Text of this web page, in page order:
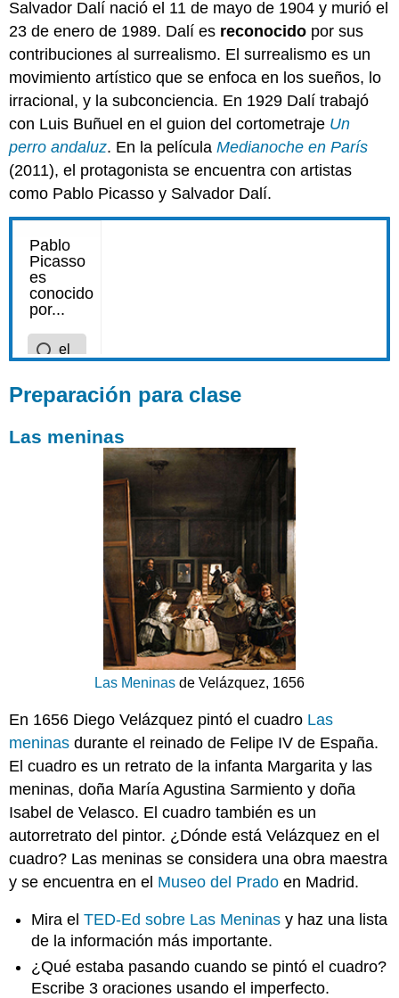
Salvador Dalí nació el 11 de mayo de 1904 y murió el
23 de enero de 1989. Dalí es reconocido por sus
contribuciones al surrealismo. El surrealismo es un
movimiento artístico que se enfoca en los sueños, lo
irracional, y la subconciencia. En 1929 Dalí trabajó
con Luis Buñuel en el guion del cortometraje Un
perro andaluz. En la películaMedianoche en París
(2011), el protagonista se encuentra con artistas
como Pablo Picasso y Salvador Dalí.
Preparación para clase
Las meninas
Las Meninas de Velázquez, 1656
En 1656 Diego Velázquez pintó el cuadro Las
meninas durante el reinado de Felipe IV de España.
El cuadro es un retrato de la infanta Margarita y las
meninas, doña María Agustina Sarmiento y doña
Isabel de Velasco. El cuadro también es un
autorretrato del pintor. ¿Dónde está Velázquez en el
cuadro? Las meninas se considera una obra maestra
y se encuentra en el Museo del Prado en Madrid.
Mira elTED-Ed sobre Las Meninas y haz una lista
de la información más importante.
¿Qué estaba pasando cuando se pintó el cuadro?
Escribe 3 oraciones usando el imperfecto.